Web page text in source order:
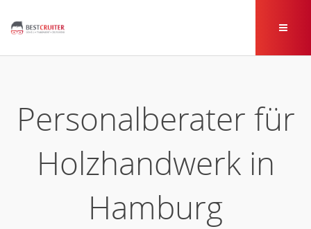
Personalberater für
Holzhandwerk in
Hamburg